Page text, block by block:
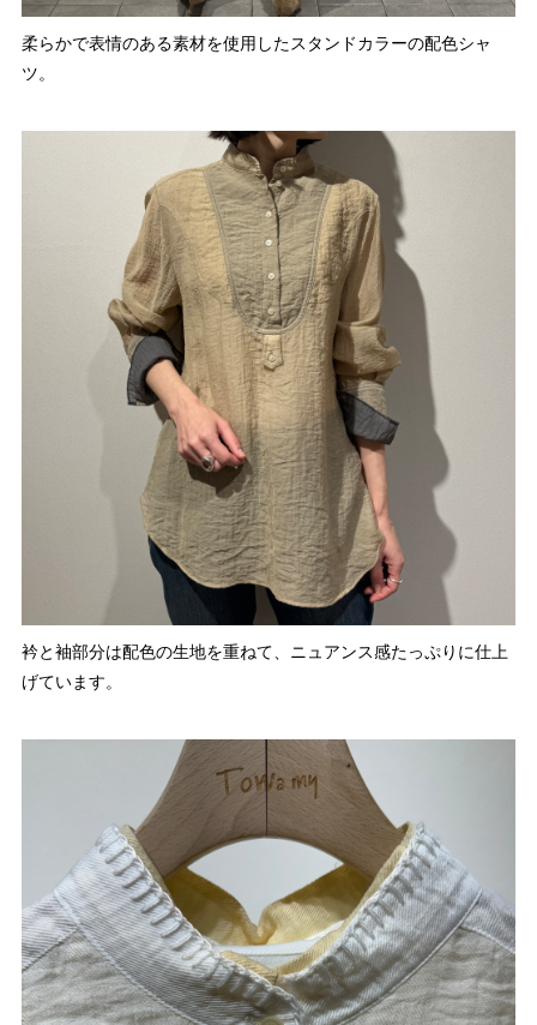
柔らかで表情のある素材を使用したスタンドカラーの配色シャ
ツ。
衿と袖部分は配色の生地を重ねて、ニュアンス感たっぷりに仕上
げています。